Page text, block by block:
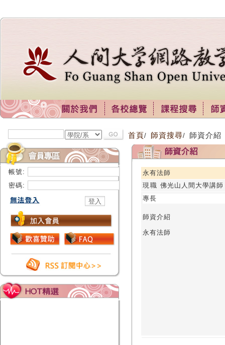
帳號:
密碼:
首頁/ 師資搜尋/ 師資介紹
永有法師
現職 佛光山人間大學講師
專長
師資介紹
永有法師